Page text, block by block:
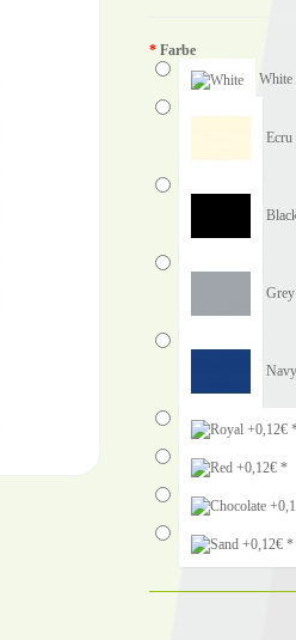
Farbe
White
Ecru
Grey
Navy